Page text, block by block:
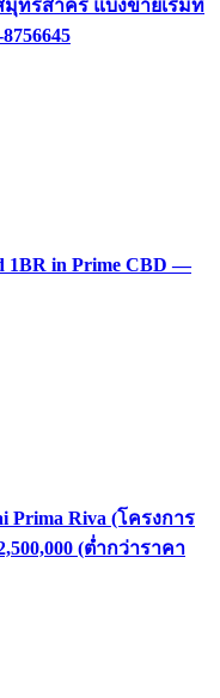
ทรสาคร แบ่งขายเริ่มที่
1BR in Prime CBD —
Riva (โครงการ
(ต่ำกว่าราคา